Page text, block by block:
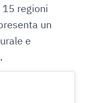
regioni
un
e